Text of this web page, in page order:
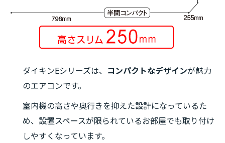
ダイキンEシリーズは、 コンパクトなデザインが魅力
のエアコンです。
室内機の高さや奥行きを抑えた設計になっているた
め、設置スペースが限られているお部屋でも取り付け
しやすくなっています。